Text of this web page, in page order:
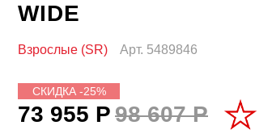
WIDE
Взрослые (SR) Арт. 5489846
СКИДКА -25%
73 955 Р98 607 Р